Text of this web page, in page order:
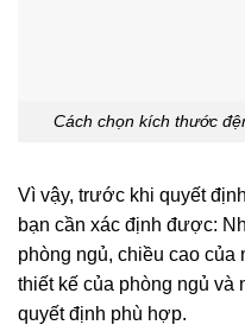
Cách chọn kích thước
Vì vậy, trước khi quyết
bạn cần xác định được:
phòng ngủ, chiều cao
thiết kế của phòng ngủ và
quyết định phù hợp.